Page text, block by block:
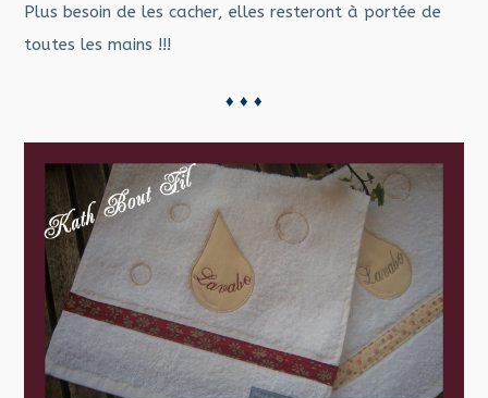
Plus besoin de les cacher, elles resteront à portée de
toutes les mains !!!
♦ ♦ ♦